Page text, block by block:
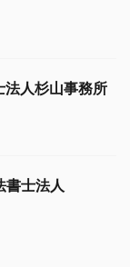
人杉山事務所
士法人